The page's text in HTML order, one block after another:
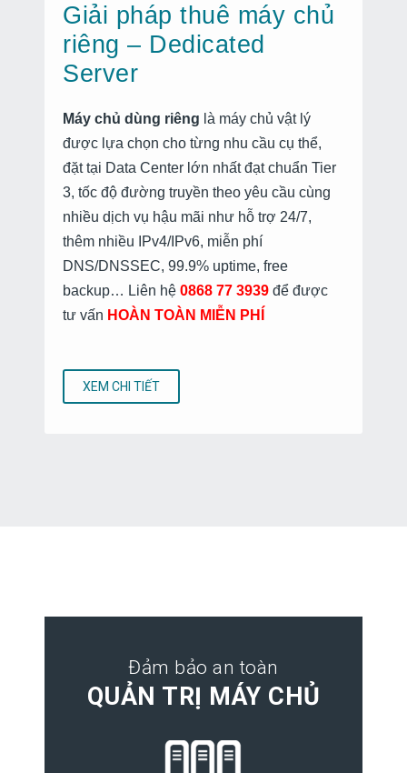
Giải pháp thuê máy chủ
riêng – Dedicated
Server
Máy chủ dùng riêng là máy chủ vật lý
được lựa chọn cho từng nhu cầu cụ thể,
đặt tại Data Center lớn nhất đạt chuẩn Tier
3, tốc độ đường truyền theo yêu cầu cùng
nhiều dịch vụ hậu mãi như hỗ trợ 24/7,
thêm nhiều IPv4/IPv6, miễn phí
DNS/DNSSEC, 99.9% uptime, free
backup… Liên hệ 0868 77 3939 để được
tư vấn HOÀN TOÀN MIỄN PHÍ
XEM CHI TIẾT
Đảm bảo an toàn
QUẢN TRỊ MÁY CHỦ